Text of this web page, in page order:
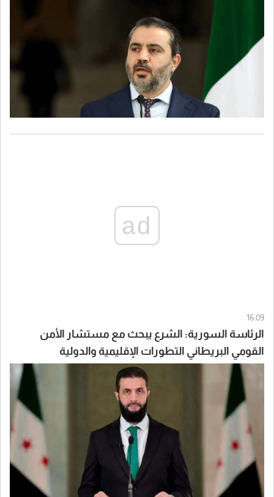
ad
16:09
الرئاسة السورية: الشرع يبحث مع مستشار الأمن
القومي البريطاني التطورات الإقليمية والدولية